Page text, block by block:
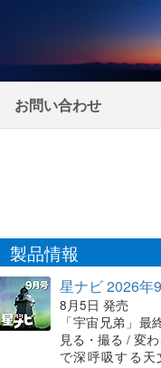
お問い合わせ
製品情報
星ナビ 2026年
8月5日 発売
「宇宙兄弟」
見る・撮る / 変
で深呼吸する天